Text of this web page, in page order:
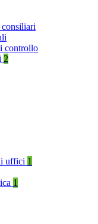
controllo
2
uffici 1
1